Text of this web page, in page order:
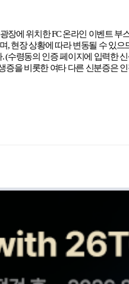
장에 위치한FC온라인 이벤트 부
,현장 상황에 따라 변동될 수 있
. (수령동의 인증 페이지에 입력한
증을 비롯한 여타 다른 신분증은